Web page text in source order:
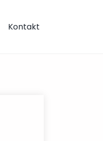
Kontakt